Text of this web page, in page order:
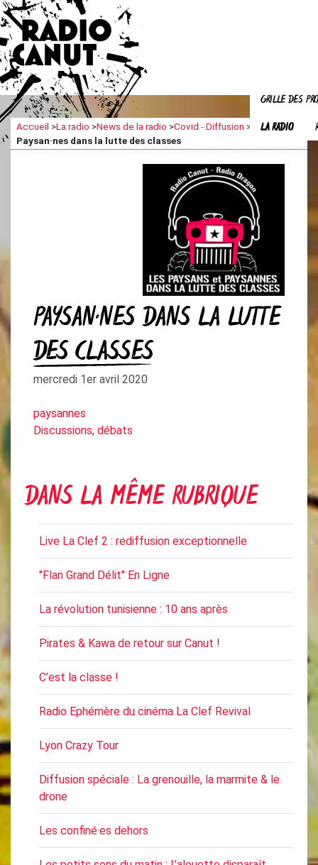
GRILLE DES
LA RADIO
Accueil >La radio >News de la radio >Covid - Diffusion >
Paysan·nes dans la lutte des classes
PAYSAN·NES DANS LA LUTTE
DES CLASSES
mercredi 1er avril 2020
paysannes
Discussions, débats
DANS LA MÊME RUBRIQUE
Live La Clef 2 : rediffusion exceptionnelle
"Flan Grand Délit" En Ligne
La révolution tunisienne : 10 ans après
Pirates & Kawa de retour sur Canut !
C’est la classe !
Radio Ephémère du cinéma La Clef Revival
Lyon Crazy Tour
Diffusion spéciale : La grenouille, la marmite & le
drone
Les confiné·es dehors